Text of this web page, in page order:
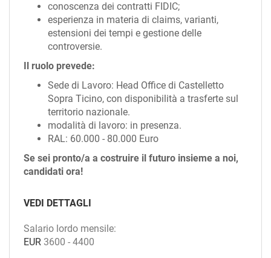
conoscenza dei contratti FIDIC;
esperienza in materia di claims, varianti,
estensioni dei tempi e gestione delle
controversie.
Il ruolo prevede:
Sede di Lavoro: Head Office di Castelletto
Sopra Ticino, con disponibilità a trasferte sul
territorio nazionale.
modalità di lavoro: in presenza.
RAL: 60.000 - 80.000 Euro
Se sei pronto/a a costruire il futuro insieme a noi,
candidati ora!
VEDI DETTAGLI
Salario lordo mensile:
EUR 3600 - 4400